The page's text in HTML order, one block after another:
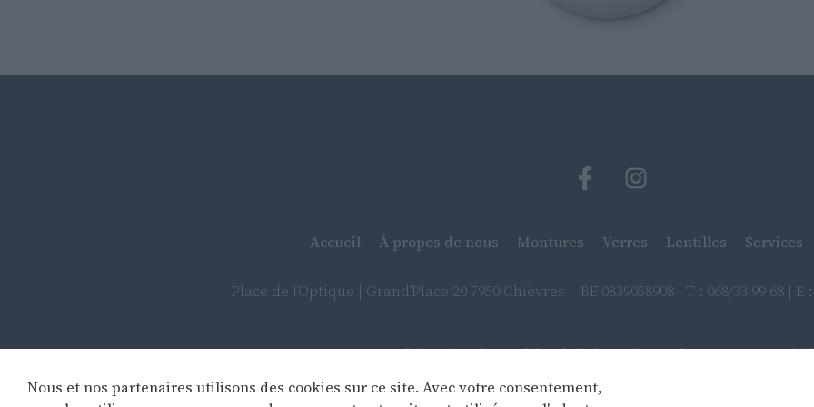
Accueil À propos de nous Montures Verres Lentilles Services
Déclaration de confidentialité Clause de non-
Webdesign by Optic Libre
Place de l’Optique | Grand’Place 20 7950 Chièvres | BE 0839058908 | T : 068/33 99 68 | E :
Nous et nos partenaires utilisons des cookies sur ce site. Avec votre consentement,